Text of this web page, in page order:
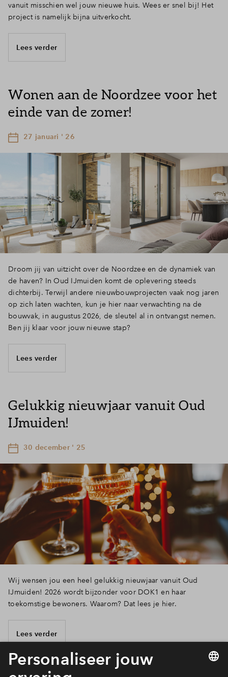
vanuit misschien wel jouw nieuwe huis. Wees er snel bij! Het
project is namelijk bijna uitverkocht.
Lees verder
Wonen aan de Noordzee voor het
einde van de zomer!
27 januari ' 26
Droom jij van uitzicht over de Noordzee en de dynamiek van
de haven? In Oud IJmuiden komt de oplevering steeds
dichterbij. Terwijl andere nieuwbouwprojecten vaak nog jaren
op zich laten wachten, kun je hier naar verwachting na de
bouwvak, in augustus 2026, de sleutel al in ontvangst nemen.
Ben jij klaar voor jouw nieuwe stap?
Lees verder
Gelukkig nieuwjaar vanuit Oud
IJmuiden!
30 december ' 25
Wij wensen jou een heel gelukkig nieuwjaar vanuit Oud
IJmuiden! 2026 wordt bijzonder voor DOK1 en haar
toekomstige bewoners. Waarom? Dat lees je hier.
Lees verder